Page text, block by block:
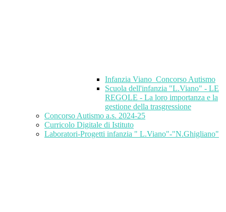
Infanzia Viano_Concorso Autismo
Scuola dell'infanzia "L.Viano" - LE
REGOLE - La loro importanza e la
gestione della trasgressione
Concorso Autismo a.s. 2024-25
Curricolo Digitale di Istituto
Laboratori-Progetti infanzia " L.Viano"-"N.Ghigliano"